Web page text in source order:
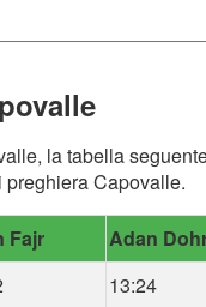
la tabella
Capovalle.
Fajr Adan
13:24